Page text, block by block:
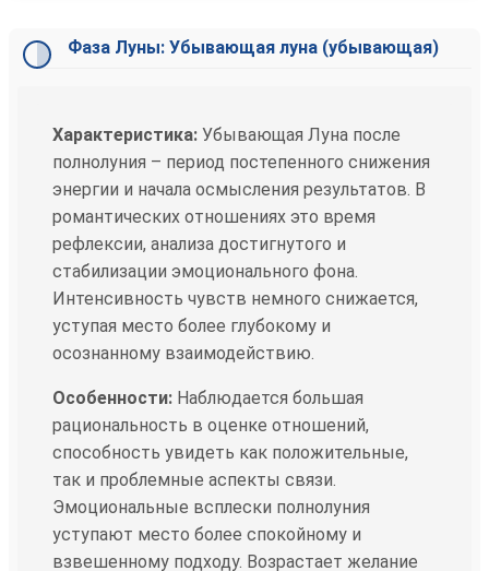
Фаза Луны: Убывающая луна (убывающая)
Характеристика: Убывающая Луна после
полнолуния – период постепенного снижения
энергии и начала осмысления результатов. В
романтических отношениях это время
рефлексии, анализа достигнутого и
стабилизации эмоционального фона.
Интенсивность чувств немного снижается,
уступая место более глубокому и
осознанному взаимодействию.
Особенности: Наблюдается большая
рациональность в оценке отношений,
способность увидеть как положительные,
так и проблемные аспекты связи.
Эмоциональные всплески полнолуния
уступают место более спокойному и
взвешенному подходу. Возрастает желание